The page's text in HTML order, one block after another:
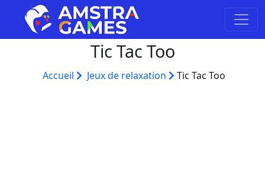
Tic Tac Too
Accueil Jeux de relaxation Tic Tac Too